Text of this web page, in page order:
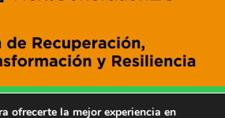
Fontanería Bernardo
ofrecerte la mejor experiencia en